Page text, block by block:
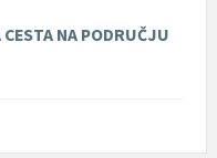
NA PODRUČJU